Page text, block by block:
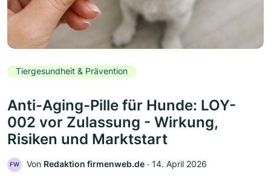
Tiergesundheit & Prävention
Anti-Aging-Pille für Hunde: LOY-
002 vor Zulassung - Wirkung,
Risiken und Marktstart
FW Von Redaktion firmenweb.de ‧ 14. April 2026